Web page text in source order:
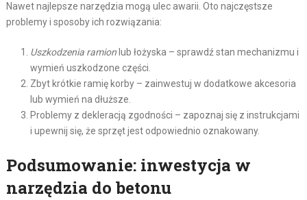
Nawet najlepsze narzędzia mogą ulec awarii. Oto najczęstsze
problemy i sposoby ich rozwiązania:
Uszkodzenia ramionlub łożyska – sprawdź stan mechanizmu i
wymień uszkodzone części.
Zbyt krótkie ramię korby – zainwestuj w dodatkowe akcesoria
lub wymień na dłuższe.
Problemy z dekleracją zgodności – zapoznaj się z instrukcjami
i upewnij się, że sprzęt jest odpowiednio oznakowany.
Podsumowanie: inwestycja w
narzędzia do betonu